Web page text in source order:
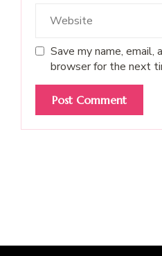
Save my name, email,
browser for the next